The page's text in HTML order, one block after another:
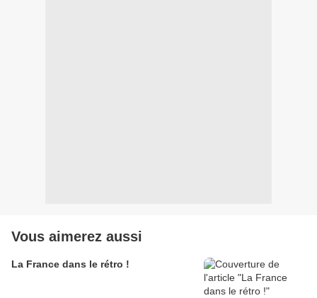
Vous aimerez aussi
La France dans le rétro !